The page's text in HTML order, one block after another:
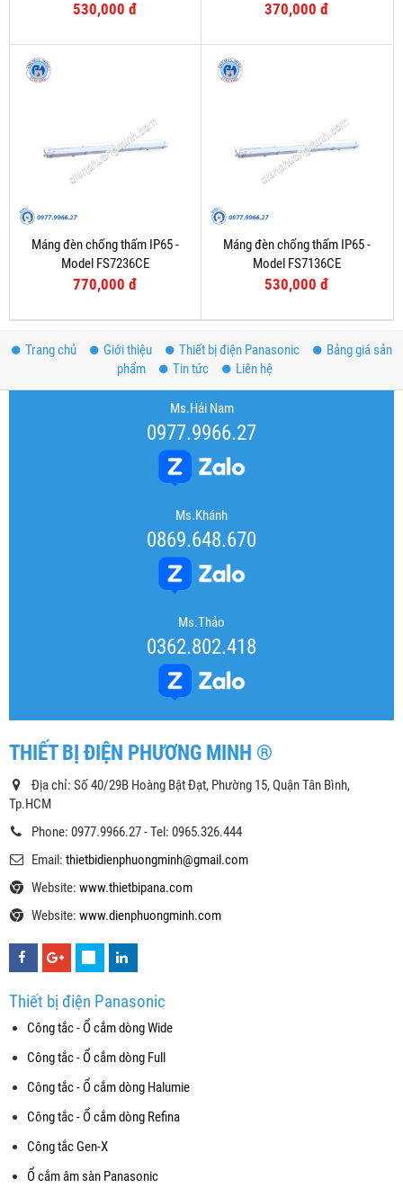
530,000 đ 370,000 đ
Máng đèn chống thấm IP65 -
Model FS7236CE
770,000 đ
Máng đèn chống thấm IP65 -
Model FS7136CE
530,000 đ
Trang chủ Giới thiệu Thiết bị điện Panasonic
Bảng giá sản
phẩm
Tin tức Liên hệ
Ms.Hải Nam
0977.9966.27
Ms.Khánh
0869.648.670
Ms.Thảo
0362.802.418
THIẾT BỊ ĐIỆN PHƯƠNG MINH ®
Địa chỉ: Số 40/29B Hoàng Bật Đạt, Phường 15, Quận Tân Bình,
Tp.HCM
Phone: 0977.9966.27 - Tel: 0965.326.444
Email: thietbidienphuongminh@gmail.com
Website: www.thietbipana.com
Website: www.dienphuongminh.com
Thiết bị điện Panasonic
Công tắc - Ổ cắm dòng Wide
Công tắc - Ổ cắm dòng Full
Công tắc - Ổ cắm dòng Halumie
Công tắc - Ổ cắm dòng Refina
Công tắc Gen-X
Ổ cắm âm sàn Panasonic